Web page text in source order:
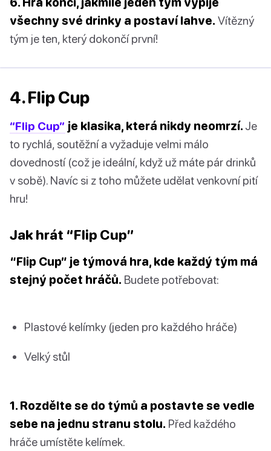
všechny své drinky a postaví lahve. Vítězný
tým je ten, který dokončí první!
4. Flip Cup
“Flip Cup” je klasika, která nikdy neomrzí. Je
to rychlá, soutěžní a vyžaduje velmi málo
dovedností (což je ideální, když už máte pár drinků
v sobě). Navíc si z toho můžete udělat venkovní pití
hru!
Jak hrát “Flip Cup”
“Flip Cup” je týmová hra, kde každý tým má
stejný počet hráčů. Budete potřebovat:
Plastové kelímky (jeden pro každého hráče)
Velký stůl
1. Rozdělte se do týmů a postavte se vedle
sebe na jednu stranu stolu. Před každého
hráče umístěte kelímek.